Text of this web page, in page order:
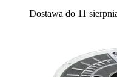
Dostawa do 11